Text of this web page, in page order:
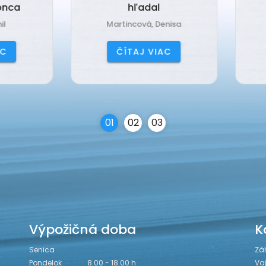
Jančová, Katarína
01 02 03
Výpožičná doba
Senica
Pondelok
8.00 - 18.00 h